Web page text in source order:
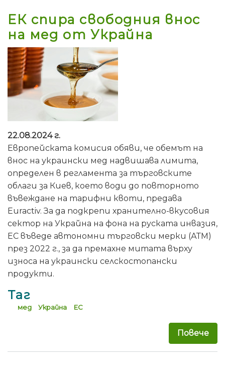
ЕК спира свободния внос
на мед от Украйна
22.08.2024 г.
Европейската комисия обяви, че обемът на
внос на украински мед надвишава лимита,
определен в регламента за търговските
облаги за Киев, което води до повторното
въвеждане на тарифни квоти, предава
Euractiv. За да подкрепи хранително-вкусовия
сектор на Украйна на фона на руската инвазия,
ЕС въведе автономни търговски мерки (АТМ)
през 2022 г., за да премахне митата върху
износа на украински селскостопански
продукти.
Таг
мед Украйна ЕС
Повече